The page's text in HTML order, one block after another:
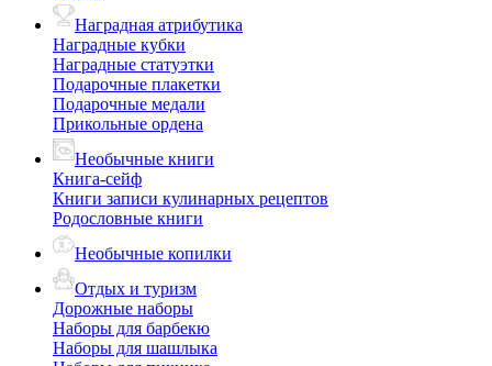
Наградная атрибутика
Наградные кубки
Наградные статуэтки
Подарочные плакетки
Подарочные медали
Прикольные ордена
Необычные книги
Книга-сейф
Книги записи кулинарных рецептов
Родословные книги
Необычные копилки
Отдых и туризм
Дорожные наборы
Наборы для барбекю
Наборы для шашлыка